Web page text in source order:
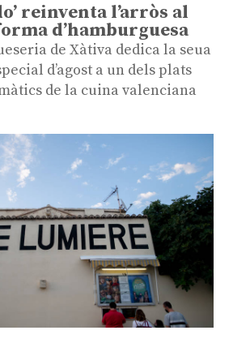
reinventa l’arròs al
d’hamburguesa
de Xàtiva dedica la seua
d’agost a un dels plats
de la cuina valenciana